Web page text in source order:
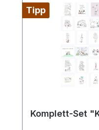
Tipp
Komplett-Set